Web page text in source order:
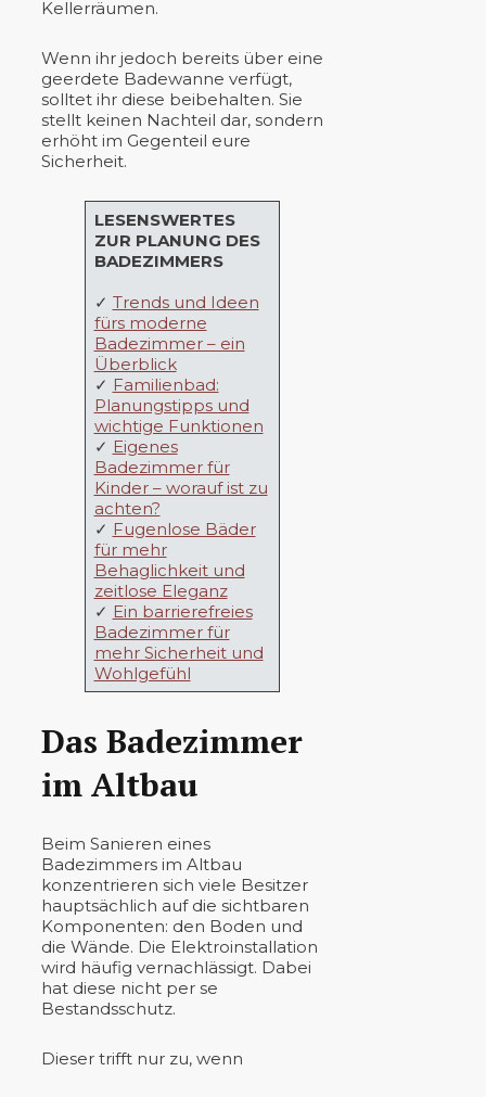
Kellerräumen.
Wenn ihr jedoch bereits über eine
geerdete Badewanne verfügt,
solltet ihr diese beibehalten. Sie
stellt keinen Nachteil dar, sondern
erhöht im Gegenteil eure
Sicherheit.
LESENSWERTES
ZUR PLANUNG DES
BADEZIMMERS
✓ Trends und Ideen
fürs moderne
Badezimmer – ein
Überblick
✓ Familienbad:
Planungstipps und
wichtige Funktionen
✓ Eigenes
Badezimmer für
Kinder – worauf ist zu
achten?
✓ Fugenlose Bäder
für mehr
Behaglichkeit und
zeitlose Eleganz
✓ Ein barrierefreies
Badezimmer für
mehr Sicherheit und
Wohlgefühl
Das Badezimmer
im Altbau
Beim Sanieren eines
Badezimmers im Altbau
konzentrieren sich viele Besitzer
hauptsächlich auf die sichtbaren
Komponenten: den Boden und
die Wände. Die Elektroinstallation
wird häufig vernachlässigt. Dabei
hat diese nicht per se
Bestandsschutz.
Dieser trifft nur zu, wenn